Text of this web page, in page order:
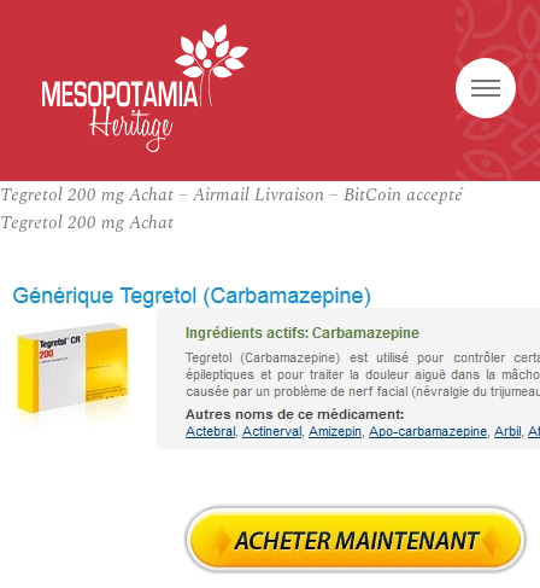
Tegretol 200 mg Achat – Airmail Livraison – BitCoin accepté
Tegretol 200 mg Achat